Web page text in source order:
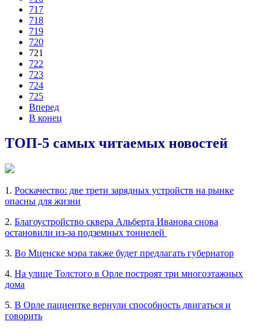
717
718
719
720
721
722
723
724
725
Вперед
В конец
ТОП-5 самых читаемых новостей
1. Роскачество: две трети зарядных устройств на рынке
опасны для жизни
2. Благоустройство сквера Альберта Иванова снова
остановили из-за подземных тоннелей
3. Во Мценске мэра также будет предлагать губернатор
4. На улице Толстого в Орле построят три многоэтажных
дома
5. В Орле пациентке вернули способность двигаться и
говорить